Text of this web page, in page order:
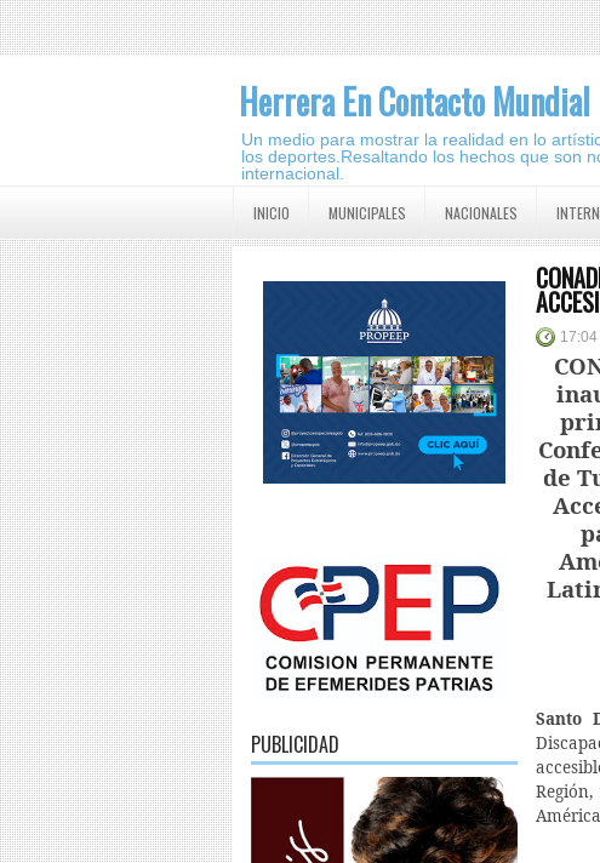
Herrera En Contacto Mundial
Un medio para mostrar la realidad en lo
los deportes.Resaltando los hechos que son
internacional.
INICIO MUNICIPALES NACIONALES
PUBLICIDAD
17:04
de
Santo